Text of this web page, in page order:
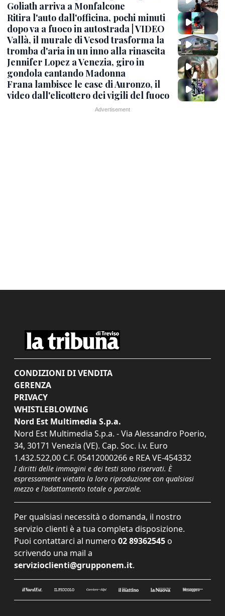
Goliath arriva a Monfalcone
Ritira l'auto dall'officina, pochi minuti
dopo va a fuoco in autostrada | VIDEO
Vallà, il murale di Vesod trasforma la
tromba d'aria in un inno alla rinascita
Jennifer Lopez a Venezia, giro in
gondola cantando Madonna
Frana lambisce le case di Auronzo, il
video dall'elicottero dei vigili del fuoco
CONDIZIONI DI VENDITA
GERENZA
PRIVACY
WHISTLEBLOWING
Nord Est Multimedia S.p.a.
Nord Est Multimedia S.p.a. - Via Alessandro Poerio,
34, 30171 Venezia (VE). Cap. Soc. i.v. Euro
1.432.522,00 C.F. 05412000266 e REA VE-454332
I diritti delle immagini e dei testi sono riservati. È
espressamente vietata la loro riproduzione con qualsiasi
mezzo e l'adattamento totale o parziale.
Per qualsiasi necessità o domanda, il nostro
servizio clienti è a tua completa disposizione.
Puoi contattarci al numero 02 89362545 o
scrivendo una mail a
servizioclienti@grupponem.it.